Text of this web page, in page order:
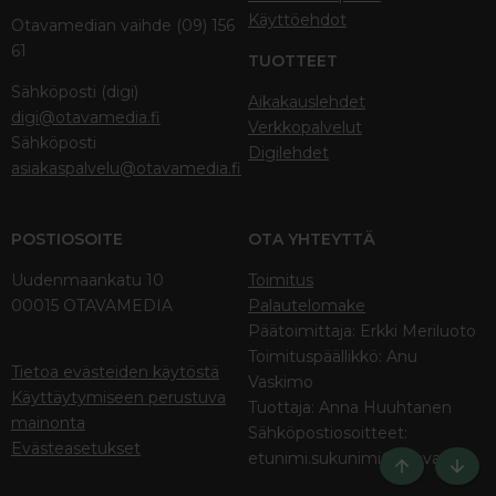
Otavamedian vaihde (09) 156
61
Sähköposti (digi)
digi@otavamedia.fi
Sähköposti
asiakaspalvelu@otavamedia.fi
Käyttöehdot
TUOTTEET
Aikakauslehdet
Verkkopalvelut
Digilehdet
POSTIOSOITE
Uudenmaankatu 10
00015 OTAVAMEDIA
Tietoa evästeiden käytöstä
Käyttäytymiseen perustuva
mainonta
Evästeasetukset
OTA YHTEYTTÄ
Toimitus
Palautelomake
Päätoimittaja: Erkki Meriluoto
Toimituspäällikkö: Anu
Vaskimo
Tuottaja: Anna Huuhtanen
Sähköpostiosoitteet:
etunimi.sukunimi@otava.fi
Ylös